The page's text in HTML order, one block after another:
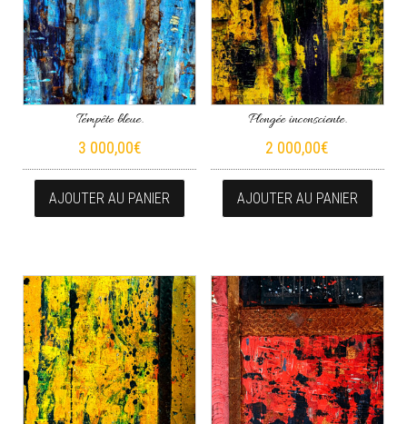
Tempête bleue.
3 000,00€
AJOUTER AU PANIER
Plongée inconsciente.
2 000,00€
AJOUTER AU PANIER